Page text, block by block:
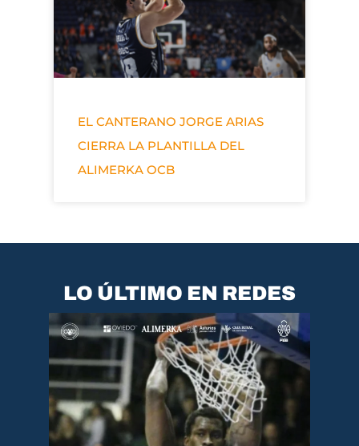
EL CANTERANO JORGE ARIAS
CIERRA LA PLANTILLA DEL
ALIMERKA OCB
LO ÚLTIMO EN REDES